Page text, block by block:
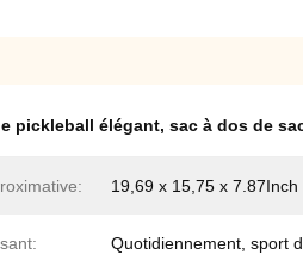
pickleball élégant, sac à dos de
19,69 x 15,75 x 7.87Inch
Quotidiennement, sport